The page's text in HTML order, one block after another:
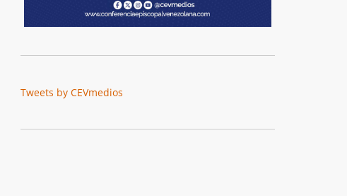
Tweets by CEVmedios